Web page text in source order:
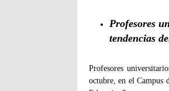
Profesores
tendencias
Profesores
octubre, en el Campus